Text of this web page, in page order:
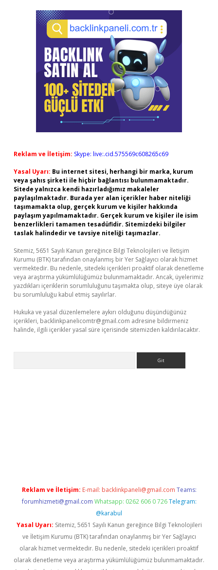
Reklam ve İletişim: Skype: live:.cid.575569c608265c69
Yasal Uyarı: Bu internet sitesi, herhangi bir marka, kurum
veya şahıs şirketi ile hiçbir bağlantısı bulunmamaktadır.
Sitede yalnızca kendi hazırladığımız makaleler
paylaşılmaktadır. Burada yer alan içerikler haber niteliği
taşımamakta olup, gerçek kurum ve kişiler hakkında
paylaşım yapılmamaktadır. Gerçek kurum ve kişiler ile isim
benzerlikleri tamamen tesadüfidir. Sitemizdeki bilgiler
taslak halindedir ve tavsiye niteliği taşımazlar.
Sitemiz, 5651 Sayılı Kanun gereğince Bilgi Teknolojileri ve İletişim
Kurumu (BTK) tarafından onaylanmış bir Yer Sağlayıcı olarak hizmet
vermektedir. Bu nedenle, sitedeki içerikleri proaktif olarak denetleme
veya araştırma yükümlülüğümüz bulunmamaktadır. Ancak, üyelerimiz
yazdıkları içeriklerin sorumluluğunu taşımakta olup, siteye üye olarak
bu sorumluluğu kabul etmiş sayılırlar.
Hukuka ve yasal düzenlemelere aykırı olduğunu düşündüğünüz
içerikleri, backlinkpanelicomtr@gmail.com adresine bildirmeniz
halinde, ilgili içerikler yasal süre içerisinde sitemizden kaldırılacaktır.
Reklam ve İletişim: E-mail: backlinkpaneli@gmail.com Teams:
forumhizmeti@gmail.com Whatsapp: 0262 606 0 726 Telegram:
@karabul
Yasal Uyarı: Sitemiz, 5651 Sayılı Kanun gereğince Bilgi Teknolojileri
ve İletişim Kurumu (BTK) tarafından onaylanmış bir Yer Sağlayıcı
olarak hizmet vermektedir. Bu nedenle, sitedeki içerikleri proaktif
olarak denetleme veya araştırma yükümlülüğümüz bulunmamaktadır.